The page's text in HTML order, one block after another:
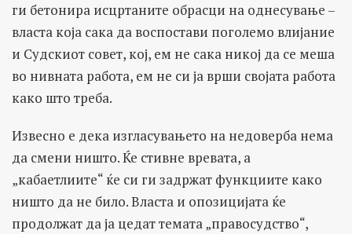
ги бетонира исцртаните обрасци на однесување –
власта која сака да воспостави поголемо влијание
и Судскиот совет, кој, ем не сака никој да се меша
во нивната работа, ем не си ја врши својата работа
како што треба.
Извесно е дека изгласувањето на недоверба нема
да смени ништо. Ќе стивне вревата, а
„кабаетлиите“ ќе си ги задржат функциите како
ништо да не било. Власта и опозицијата ќе
продолжат да ја цедат темата „правосудство“,